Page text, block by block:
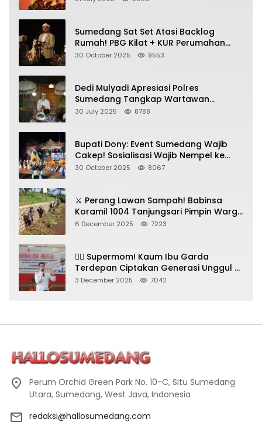
Sumedang Sat Set Atasi Backlog
Rumah! PBG Kilat + KUR Perumahan
Jadi Kunci!
30 October 2025 9553
Dedi Mulyadi Apresiasi Polres
Sumedang Tangkap Wartawan
Gadungan Pemeras Kades
30 July 2025 8788
Bupati Dony: Event Sumedang Wajib
Cakep! Sosialisasi Wajib Nempel ke
Seni Budaya!
30 October 2025 8067
⚔️ Perang Lawan Sampah! Babinsa
Koramil 1004 Tanjungsari Pimpin Warga
Bersihkan Gorong-Gorong & Plastik
6 December 2025 7223
🦸‍♀️ Supermom! Kaum Ibu Garda
Terdepan Ciptakan Generasi Unggul di
Sumedang
3 December 2025 7042
Perum Orchid Green Park No. 10-C, SItu Sumedang
Utara, Sumedang, West Java, Indonesia
redaksi@hallosumedang.com